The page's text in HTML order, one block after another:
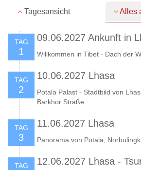
Tagesansicht Alles
TAG
1
09.06.2027 Ankunft in
Willkommen in Tibet - Dach der
TAG
2
10.06.2027 Lhasa
Potala Palast - Stadtbild von
Barkhor Straße
TAG
3
11.06.2027 Lhasa
Panorama von Potala,
TAG
12.06.2027 Lhasa -